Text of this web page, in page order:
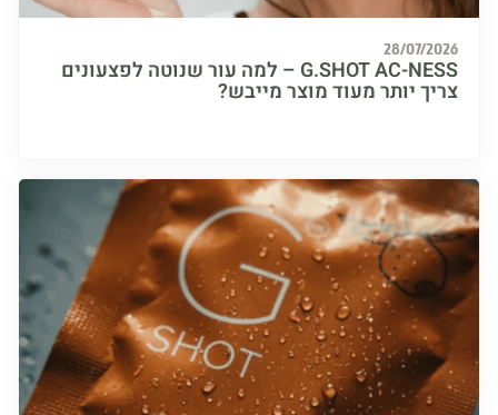
28/07/
G.SHOT AC-NESS – למה עור שנוטה לפצעונים
יותר מעוד מוצר מייבש?